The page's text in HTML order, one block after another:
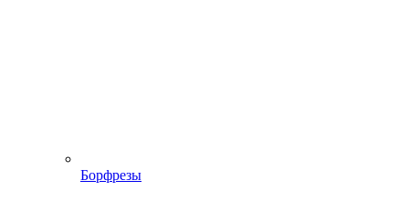
Борфрезы